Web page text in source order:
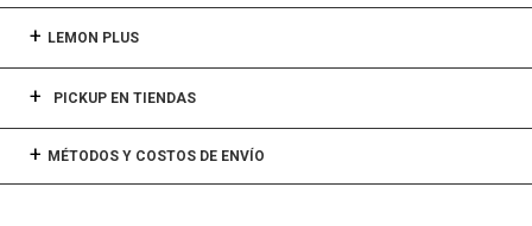
LEMON PLUS
PICKUP EN TIENDAS
MÉTODOS Y COSTOS DE ENVÍO